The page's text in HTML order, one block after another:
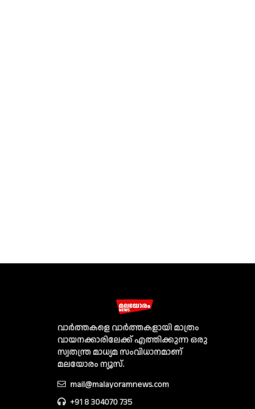
വാര്‍ത്തകളെ വാര്‍ത്തകളായി മാത്രം
വായനക്കാരിലേക്ക് എത്തിക്കുന്ന ഒരു
സ്വതന്ത്ര മാധ്യമ സംവിധാനമാണ്
മലയോരം ന്യൂസ്‌.
mail@malayoramnews.com
+91 8 304070 735